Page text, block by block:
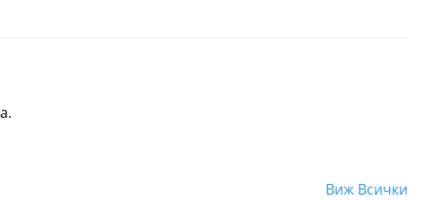
Виж Всички